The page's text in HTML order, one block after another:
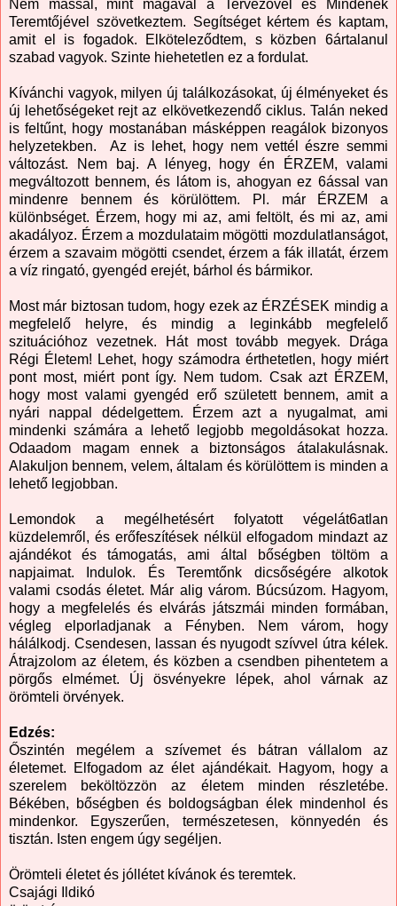
Nem mással, mint magával a Tervezővel és Mindenek
Teremtőjével szövetkeztem. Segítséget kértem és kaptam,
amit el is fogadok. Elköteleződtem, s közben 6ártalanul
szabad vagyok. Szinte hiehetetlen ez a fordulat.
Kívánchi vagyok, milyen új találkozásokat, új élményeket és
új lehetőségeket rejt az elkövetkezendő ciklus. Talán neked
is feltűnt, hogy mostanában másképpen reagálok bizonyos
helyzetekben. Az is lehet, hogy nem vettél észre semmi
változást. Nem baj. A lényeg, hogy én ÉRZEM, valami
megváltozott bennem, és látom is, ahogyan ez 6ással van
mindenre bennem és körülöttem. Pl. már ÉRZEM a
különbséget. Érzem, hogy mi az, ami feltölt, és mi az, ami
akadályoz. Érzem a mozdulataim mögötti mozdulatlanságot,
érzem a szavaim mögötti csendet, érzem a fák illatát, érzem
a víz ringató, gyengéd erejét, bárhol és bármikor.
Most már biztosan tudom, hogy ezek az ÉRZÉSEK mindig a
megfelelő helyre, és mindig a leginkább megfelelő
szituációhoz vezetnek. Hát most tovább megyek. Drága
Régi Életem! Lehet, hogy számodra érthetetlen, hogy miért
pont most, miért pont így. Nem tudom. Csak azt ÉRZEM,
hogy most valami gyengéd erő született bennem, amit a
nyári nappal dédelgettem. Érzem azt a nyugalmat, ami
mindenki számára a lehető legjobb megoldásokat hozza.
Odaadom magam ennek a biztonságos átalakulásnak.
Alakuljon bennem, velem, általam és körülöttem is minden a
lehető legjobban.
Lemondok a megélhetésért folyatott végelát6atlan
küzdelemről, és erőfeszítések nélkül elfogadom mindazt az
ajándékot és támogatás, ami által bőségben töltöm a
napjaimat. Indulok. És Teremtőnk dicsőségére alkotok
valami csodás életet. Már alig várom. Búcsúzom. Hagyom,
hogy a megfelelés és elvárás játszmái minden formában,
végleg elporladjanak a Fényben. Nem várom, hogy
hálálkodj. Csendesen, lassan és nyugodt szívvel útra kélek.
Átrajzolom az életem, és közben a csendben pihentetem a
pörgős elmémet. Új ösvényekre lépek, ahol várnak az
örömteli örvények.
Edzés:
Őszintén megélem a szívemet és bátran vállalom az
életemet. Elfogadom az élet ajándékait. Hagyom, hogy a
szerelem beköltözzön az életem minden részletébe.
Békében, bőségben és boldogságban élek mindenhol és
mindenkor. Egyszerűen, természetesen, könnyedén és
tisztán. Isten engem úgy segéljen.
Örömteli életet és jóllétet kívánok és teremtek.
Csajági Ildikó